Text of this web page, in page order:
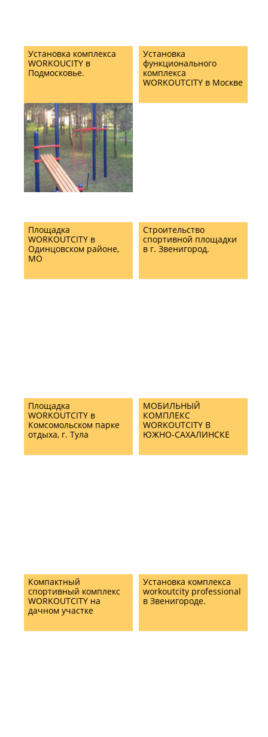
Установка комплекса
WORKOUCITY в
Подмосковье.
Установка
функционального
комплекса
WORKOUTCITY в Москве
Площадка
WORKOUTCITY в
Одинцовском районе,
МО
Строительство
спортивной площадки
в г. Звенигород.
Площадка
WORKOUTCITY в
Комсомольском парке
отдыха, г. Тула
МОБИЛЬНЫЙ
КОМПЛЕКС
WORKOUTCITY В
ЮЖНО-САХАЛИНСКЕ
Компактный
спортивный комплекс
WORKOUTCITY на
дачном участке
Установка комплекса
workoutcity professional
в Звенигороде.